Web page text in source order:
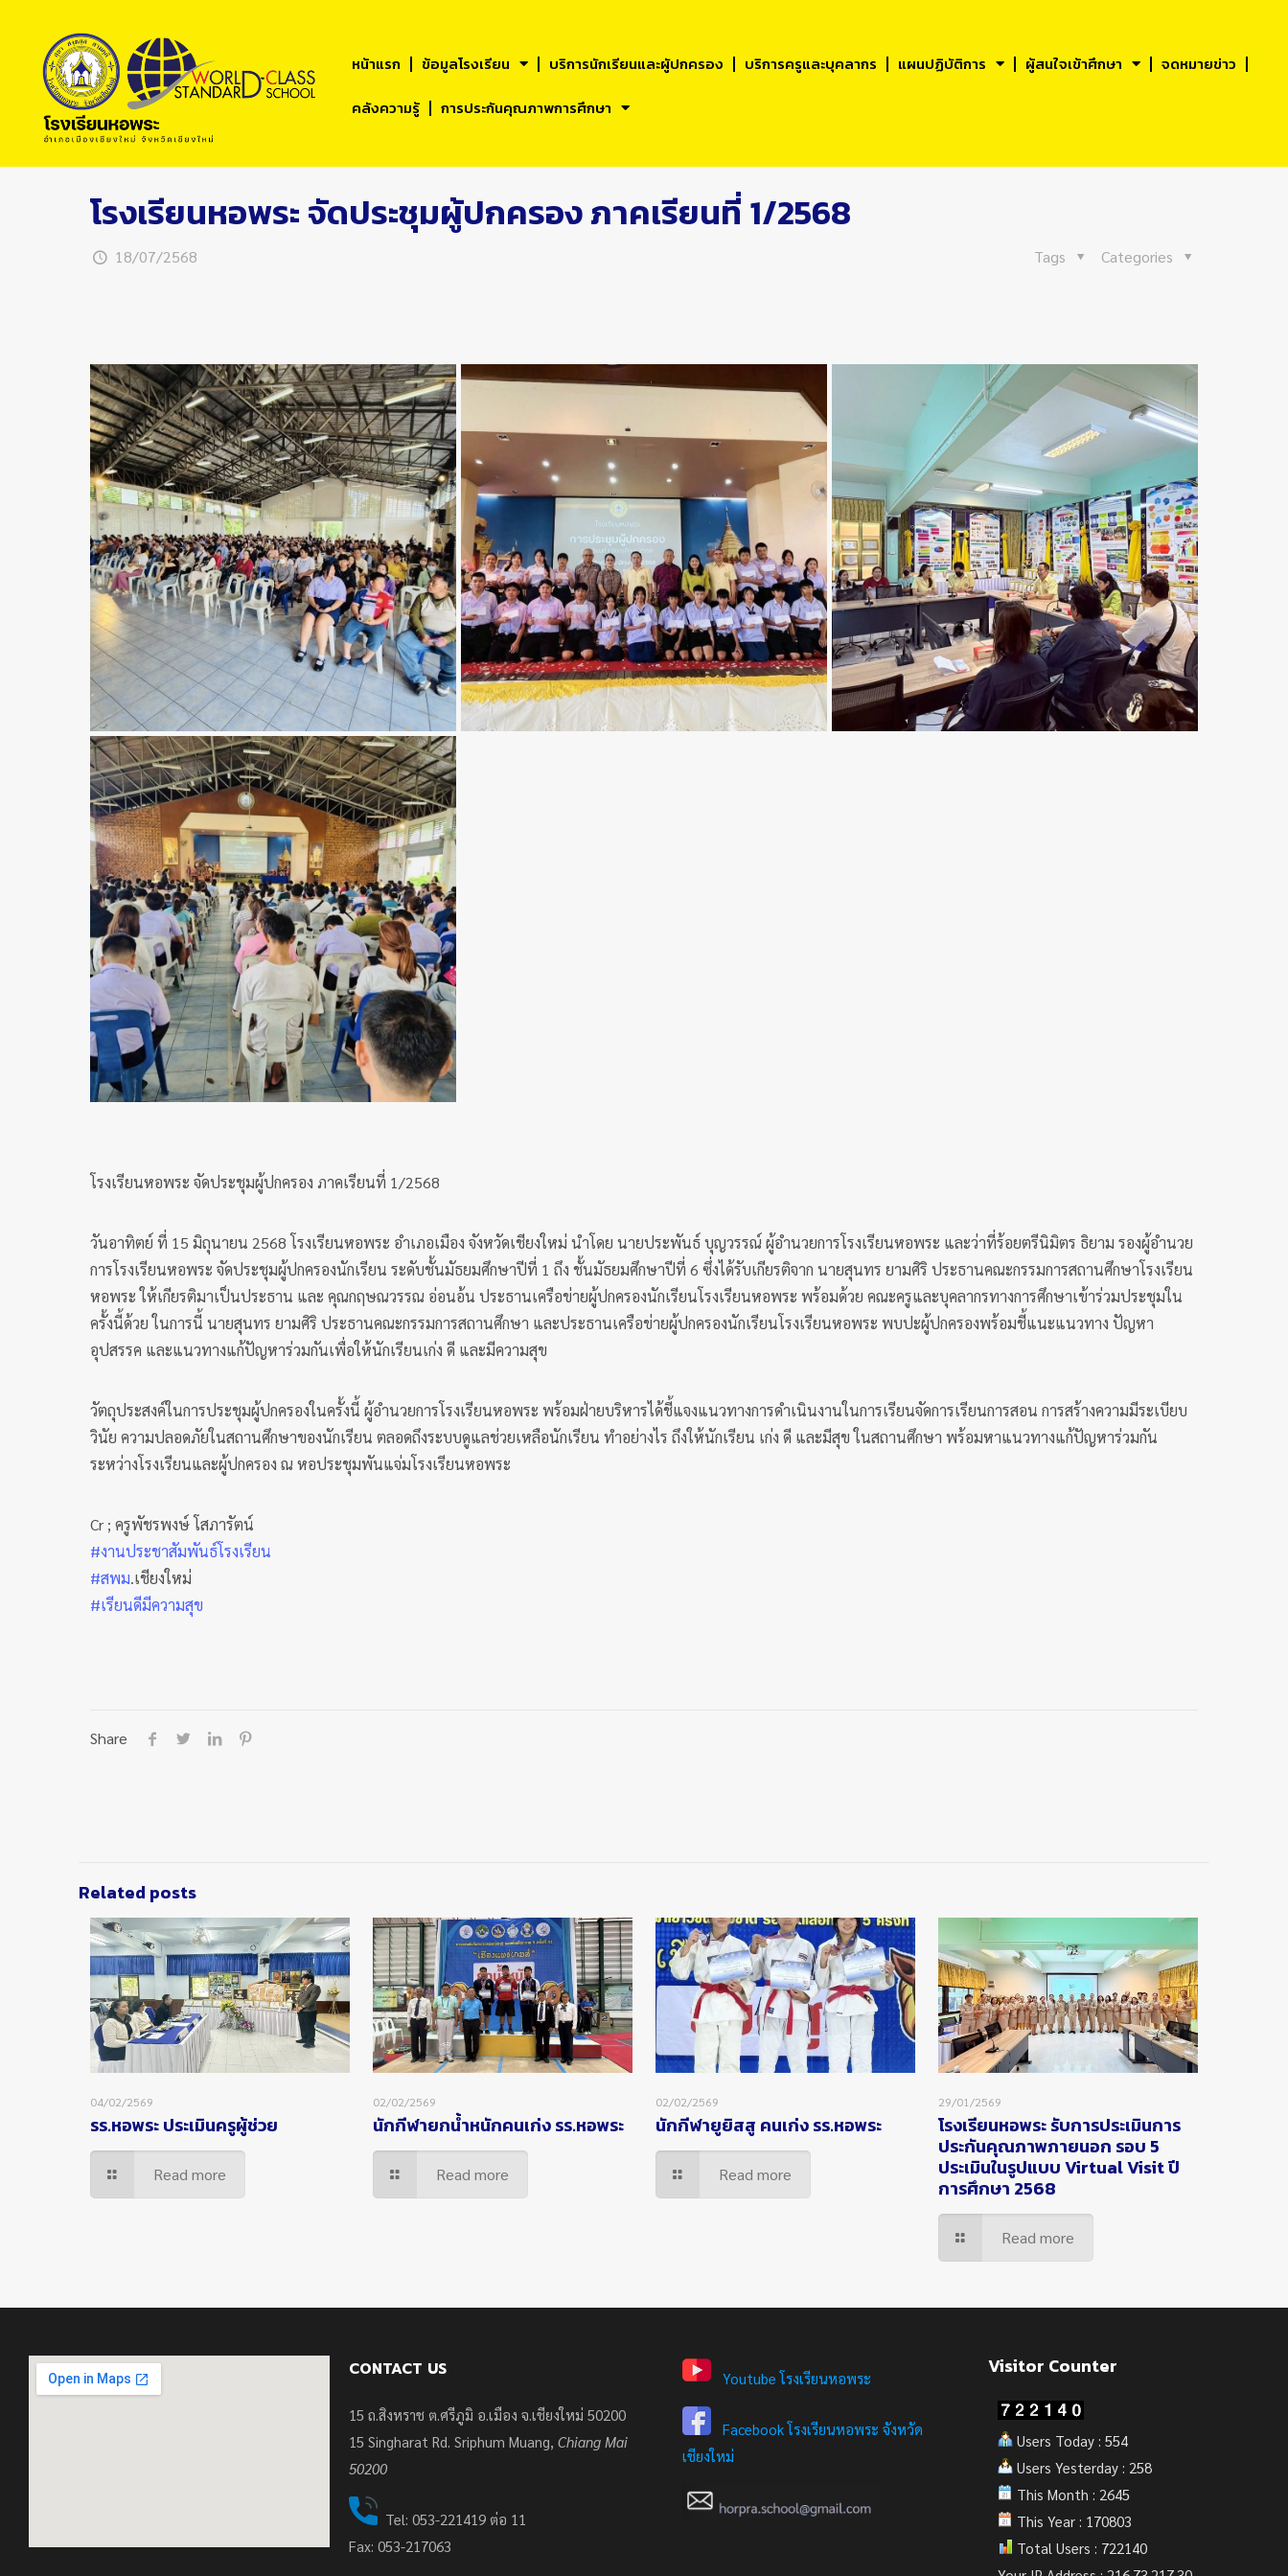
หน้าแรก ข้อมูลโรงเรียน บริการนักเรียนและผูัปกครอง บริการครูและบุคลากร แผนปฏิบัติการ ผู้สนใจเข้าศึกษา
จดหมายข่าว
คลังความรู้
การประกันคุณภาพการศึกษา
โรงเรียนหอพระ จัดประชุมผู้ปกครอง ภาคเรียนที่ 1/2568
18/07/2568 Categories
Tags
โรงเรียนหอพระ จัดประชุมผู้ปกครอง ภาคเรียนที่ 1/2568
วันอาทิตย์ ที่ 15 มิถุนายน 2568 โรงเรียนหอพระ อำเภอเมือง จังหวัดเชียงใหม่ นำโดย นายประพันธ์ บุญวรรณ์ ผู้อำนวยการโรงเรียนหอพระ และว่าที่ร้อยตรีนิมิตร ธิยาม รองผู้อำนวย
การโรงเรียนหอพระ จัดประชุมผู้ปกครองนักเรียน ระดับชั้นมัธยมศึกษาปีที่ 1 ถึง ชั้นมัธยมศึกษาปีที่ 6 ซึ่งได้รับเกียรติจาก นายสุนทร ยามศิริ ประธานคณะกรรมการสถานศึกษาโรงเรียน
หอพระ ให้เกียรติมาเป็นประธาน และ คุณกฤษณวรรณ อ่อนอ้น ประธานเครือข่ายผู้ปกครองนักเรียนโรงเรียนหอพระ พร้อมด้วย คณะครูและบุคลากรทางการศึกษาเข้าร่วมประชุมใน
ครั้งนี้ด้วย ในการนี้ นายสุนทร ยามศิริ ประธานคณะกรรมการสถานศึกษา และประธานเครือข่ายผู้ปกครองนักเรียนโรงเรียนหอพระ พบปะผู้ปกครองพร้อมชี้แนะแนวทาง ปัญหา
อุปสรรค และแนวทางแก้ปัญหาร่วมกันเพื่อให้นักเรียนเก่ง ดี และมีความสุข
วัตถุประสงค์ในการประชุมผู้ปกครองในครั้งนี้ ผู้อำนวยการโรงเรียนหอพระ พร้อมฝ่ายบริหารได้ชี้แจงแนวทางการดำเนินงานในการเรียนจัดการเรียนการสอน การสร้างความมีระเบียบ
วินัย ความปลอดภัยในสถานศึกษาของนักเรียน ตลอดถึงระบบดูแลช่วยเหลือนักเรียน ทำอย่างไร ถึงให้นักเรียน เก่ง ดี และมีสุข ในสถานศึกษา พร้อมหาแนวทางแก้ปัญหาร่วมกัน
ระหว่างโรงเรียนและผู้ปกครอง ณ หอประชุมพันแจ่มโรงเรียนหอพระ
Cr ; ครูพัชรพงษ์ โสภารัตน์
#งานประชาสัมพันธ์โรงเรียน
#สพม.เชียงใหม่
#เรียนดีมีความสุข
Share
Related posts
04/02/2569
รร.หอพระ ประเมินครูผู้ช่วย
Read more
02/02/2569
นักกีฬายกน้ำหนักคนเก่ง รร.หอพระ
Read more
02/02/2569
นักกีฬายูยิสสู คนเก่ง รร.หอพระ
Read more
29/01/2569
โรงเรียนหอพระ รับการประเมินการ
ประกันคุณภาพภายนอก รอบ 5
ประเมินในรูปแบบ Virtual Visit ปี
การศึกษา 2568
Read more
CONTACT US
15 ถ.สิงหราช ต.ศรีภูมิ อ.เมือง จ.เชียงใหม่ 50200
15Singharat Rd. Sriphum Muang,Chiang Mai
50200
Tel: 053-221419 ต่อ 11
Fax: 053-217063
Youtube โรงเรียนหอพระ
Facebook โรงเรียนหอพระ จังหวัด
เชียงใหม่
Visitor Counter
Users Today : 554
Users Yesterday : 258
This Month : 2645
This Year : 170803
Total Users : 722140